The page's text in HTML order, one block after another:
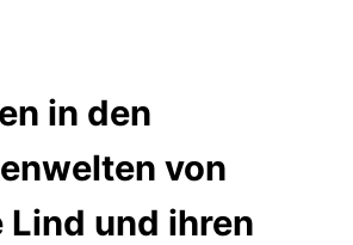
in den
von
und ihren